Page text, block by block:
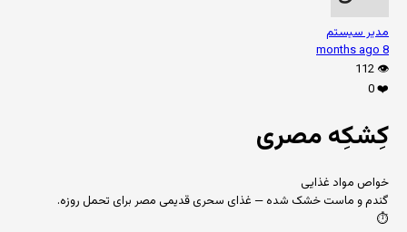
مدیر سیستم
8 months ago
👁️
112
❤️
0
کِشکِه مصری
خواص مواد غذایی
گندم و ماست خشک شده — غذای سحری قدیمی مصر برای تحمل روزه.
⏱️